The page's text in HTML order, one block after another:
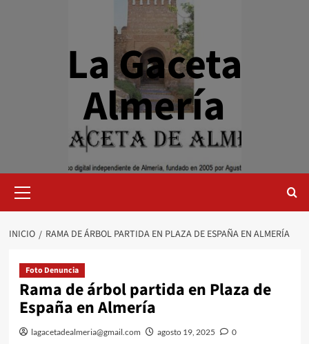
La Gaceta
Almería
primario
INICIO RAMA DE ÁRBOL PARTIDA EN PLAZA DE ESPAÑA EN ALMERÍA
Foto Denuncia
Rama de árbol partida en Plaza de
España en Almería
lagacetadealmeria@gmail.com agosto 19, 2025 0